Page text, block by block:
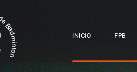
INICIO FPB